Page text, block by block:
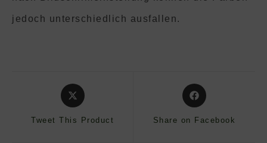
jedoch unterschiedlich ausfallen.
Opens
in
Tweet This Product
Opens
in
Share on Facebook